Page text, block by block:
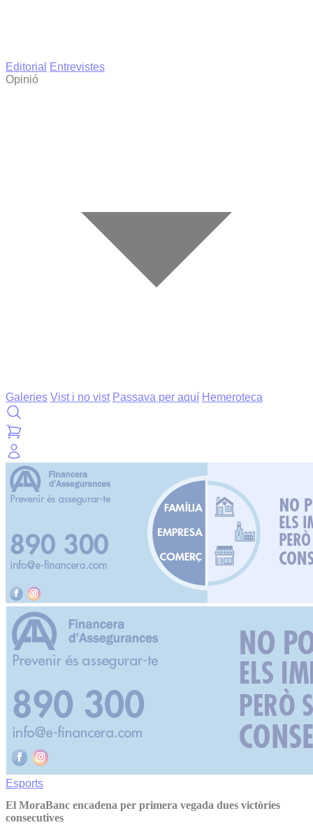
Editorial
Entrevistes
Opinió
Galeries Vist i no vist Passava per aquí Hemeroteca
Esports
El MoraBanc encadena per primera vegada dues victòries
consecutives